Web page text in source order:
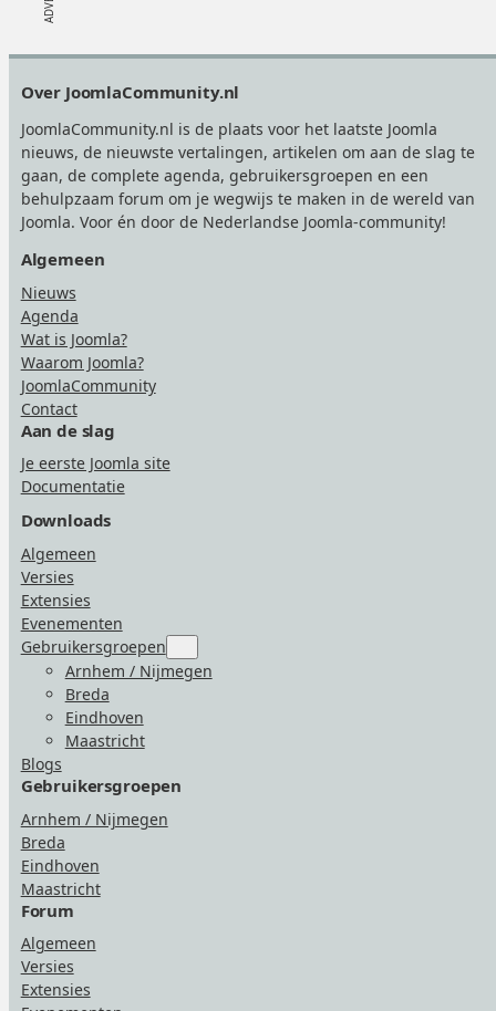
Over JoomlaCommunity.nl
JoomlaCommunity.nl is de plaats voor het laatste Joomla
nieuws, de nieuwste vertalingen, artikelen om aan de slag te
gaan, de complete agenda, gebruikersgroepen en een
behulpzaam forum om je wegwijs te maken in de wereld van
Joomla. Voor én door de Nederlandse Joomla-community!
Algemeen
Nieuws
Agenda
Wat is Joomla?
Waarom Joomla?
JoomlaCommunity
Contact
Aan de slag
Je eerste Joomla site
Documentatie
Downloads
Algemeen
Versies
Extensies
Evenementen
Gebruikersgroepen
for
“Gebruikersgroepen”
Arnhem / Nijmegen
Breda
Eindhoven
Maastricht
Blogs
Gebruikersgroepen
Arnhem / Nijmegen
Breda
Eindhoven
Maastricht
Forum
Algemeen
Versies
Extensies